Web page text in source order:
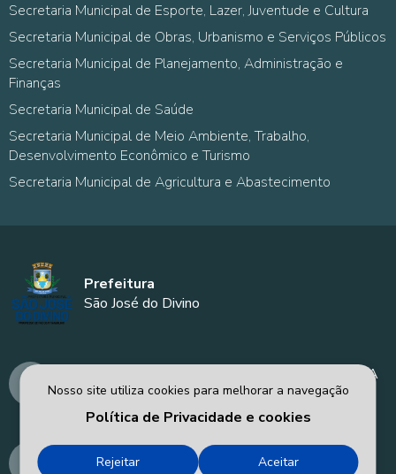
Secretaria Municipal de Esporte, Lazer, Juventude e Cultura
Secretaria Municipal de Obras, Urbanismo e Serviços Públicos
Secretaria Municipal de Planejamento, Administração e
Finanças
Secretaria Municipal de Saúde
Secretaria Municipal de Meio Ambiente, Trabalho,
Desenvolvimento Econômico e Turismo
Secretaria Municipal de Agricultura e Abastecimento
Prefeitura
São José do Divino
AVENIDA MANOEL DÍVINO - PREFEITURA
MUNICIPAL DE SÃO JOSÉ DO DIVINO - PI
prefeitura@saojosedodivino.pi.gov.br
Nosso site utiliza cookies para melhorar a navegação
Política de Privacidade e cookies
Rejeitar Aceitar